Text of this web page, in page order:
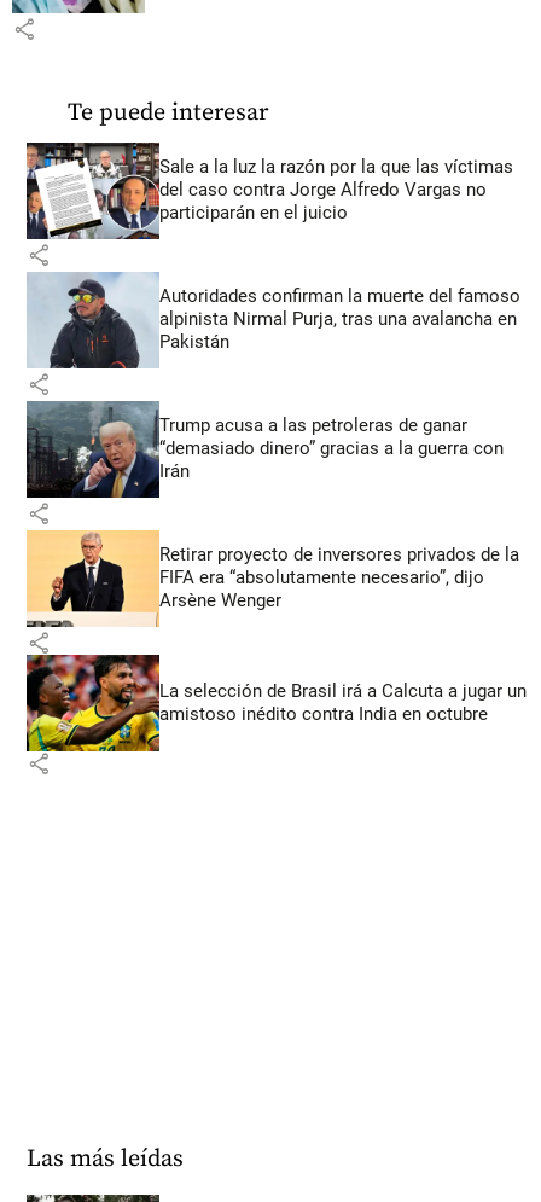
share
Te puede interesar
Sale a la luz la razón por la que las víctimas
del caso contra Jorge Alfredo Vargas no
participarán en el juicio
share
Autoridades confirman la muerte del famoso
alpinista Nirmal Purja, tras una avalancha en
Pakistán
share
Trump acusa a las petroleras de ganar
“demasiado dinero” gracias a la guerra con
Irán
share
Retirar proyecto de inversores privados de la
FIFA era “absolutamente necesario”, dijo
Arsène Wenger
share
La selección de Brasil irá a Calcuta a jugar un
amistoso inédito contra India en octubre
share
Las más leídas